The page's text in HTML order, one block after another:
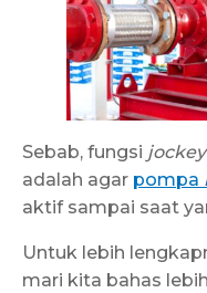
Sebab, fungsi
adalah agar pompa
aktif sampai saat
Untuk lebih
mari kita bahas